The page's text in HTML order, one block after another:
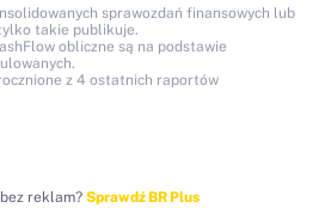
sprawozdań finansowych lub
takie publikuje.
obliczne są na podstawie
z 4 ostatnich raportów
reklam? Sprawdź BR Plus